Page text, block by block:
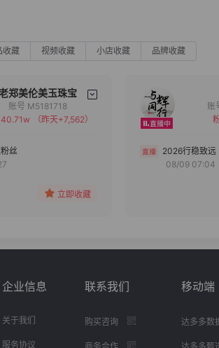
收藏 视频收藏 小店收藏 品牌收藏
郑美伦美玉珠宝
备注
账号 M5181718
（昨天+7,562）
丝
立即收藏
2026行稳致远
08/09 07:04
企业信息
关于我们
服务协议
联系我们
购买咨询
商务合作
移动端
达多多数
达多多甄